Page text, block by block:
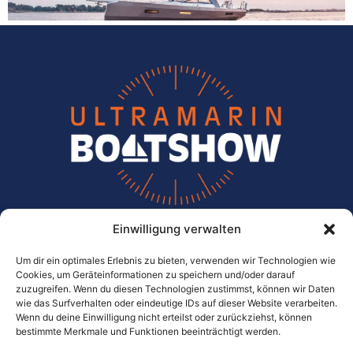
Einwilligung verwalten
Um dir ein optimales Erlebnis zu bieten, verwenden wir Technologien wie
Cookies, um Geräteinformationen zu speichern und/oder darauf
zuzugreifen. Wenn du diesen Technologien zustimmst, können wir Daten
wie das Surfverhalten oder eindeutige IDs auf dieser Website verarbeiten.
Wenn du deine Einwilligung nicht erteilst oder zurückziehst, können
bestimmte Merkmale und Funktionen beeinträchtigt werden.
ULTRAMARIN
Die Meichle + Mohr Marina
Im Wassersportzentrum 10
D-88079 Kressbronn-Gohren